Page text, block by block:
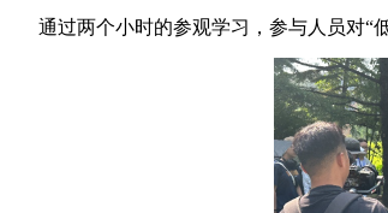
通过两个小时的参观学习，参与人员对“